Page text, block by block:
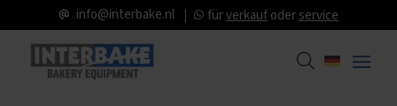
info@interbake.nl fürverkaufoderservice